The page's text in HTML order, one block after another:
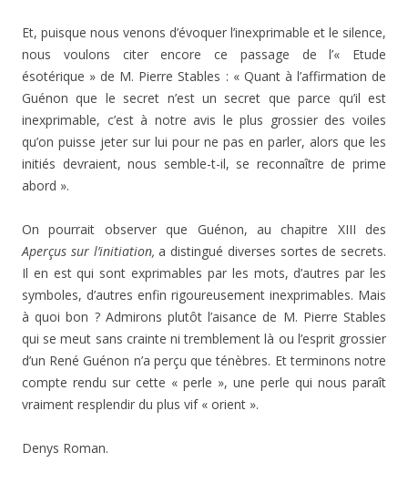
Et, puisque nous venons d’évoquer l’inexprimable et le silence,
nous voulons citer encore ce passage de l’« Etude
ésotérique » de M. Pierre Stables : « Quant à l’affirmation de
Guénon que le secret n’est un secret que parce qu’il est
inexprimable, c’est à notre avis le plus grossier des voiles
qu’on puisse jeter sur lui pour ne pas en parler, alors que les
initiés devraient, nous semble-t-il, se reconnaître de prime
abord ».
On pourrait observer que Guénon, au chapitre XIII des
Aperçus sur l’initiation, a distingué diverses sortes de secrets.
Il en est qui sont exprimables par les mots, d’autres par les
symboles, d’autres enfin rigoureusement inex­primables. Mais
à quoi bon ? Admirons plutôt l’aisance de M. Pierre Stables
qui se meut sans crainte ni tremble­ment là ou l’esprit grossier
d’un René Guénon n’a perçu que ténèbres. Et terminons notre
compte rendu sur cette « perle », une perle qui nous paraît
vraiment resplendir du plus vif « orient ».
Denys Roman.